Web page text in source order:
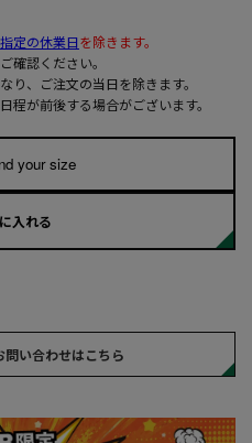
定の休業日を除きます。
確認ください。
、ご注文の当日を除きます。
が前後する場合がございます。
your size
入れる
問い合わせはこちら